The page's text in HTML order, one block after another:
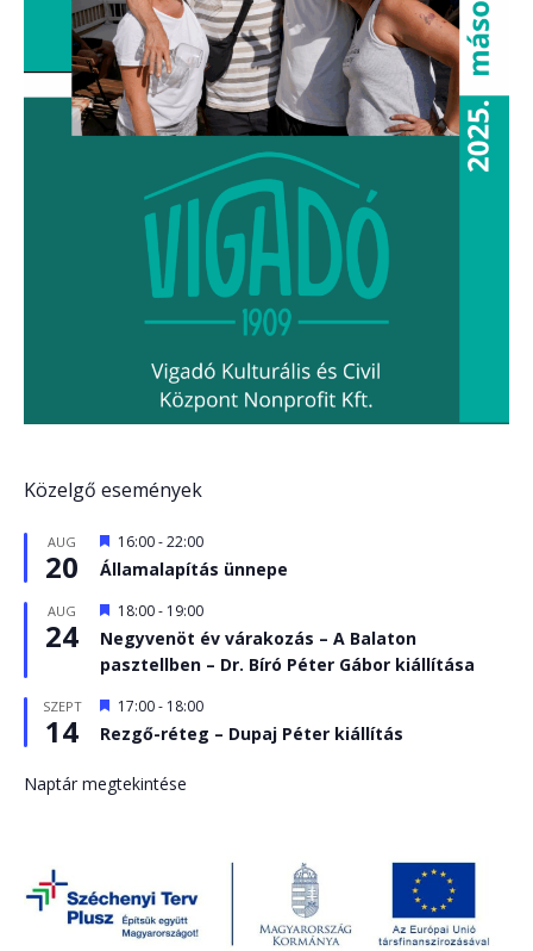
Közelgő események
AUG
20
Kiemelt
16:00-22:00
Államalapítás ünnepe
AUG
24
Kiemelt
18:00- 19:00
Negyvenöt év várakozás – A Balaton
pasztellben – Dr. Bíró Péter Gábor kiállítása
SZEPT
14
Kiemelt
17:00- 18:00
Rezgő-réteg – Dupaj Péter kiállítás
Naptár megtekintése